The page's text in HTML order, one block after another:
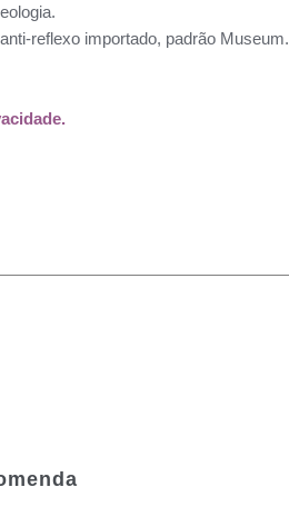
reflexo importado, padrão Museum.